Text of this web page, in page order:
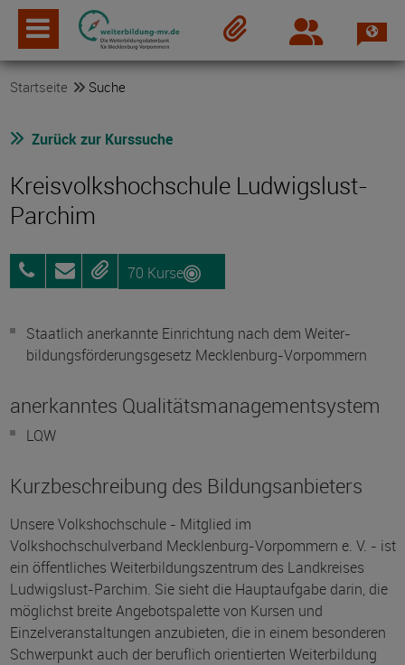
Login
Startseite Suche
Zurück zur Kurssuche
Kreisvolkshochschule Ludwigslust-
Parchim
03871
7224301
AnfragenMerken70 Kurse
Staatlich anerkannte Einrichtung nach dem Weiter­
bildungs­förderungs­gesetz Mecklenburg-Vorpommern
anerkanntes Qualitätsmanagementsystem
LQW
Kurzbeschreibung des Bildungsanbieters
Unsere Volkshochschule - Mitglied im
Volkshochschulverband Mecklenburg-Vorpommern e. V. - ist
ein öffentliches Weiterbildungszentrum des Landkreises
Ludwigslust-Parchim. Sie sieht die Hauptaufgabe darin, die
möglichst breite Angebotspalette von Kursen und
Einzelveranstaltungen anzubieten, die in einem besonderen
Schwerpunkt auch der beruflich orientierten Weiterbildung